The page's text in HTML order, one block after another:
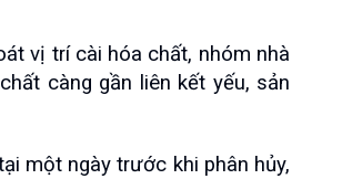
vị trí cài hóa chất, nhóm nhà
càng gần liên kết yếu, sản
một ngày trước khi phân hủy,